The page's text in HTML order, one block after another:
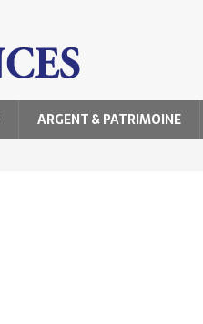
ARGENT & PATRIMOINE